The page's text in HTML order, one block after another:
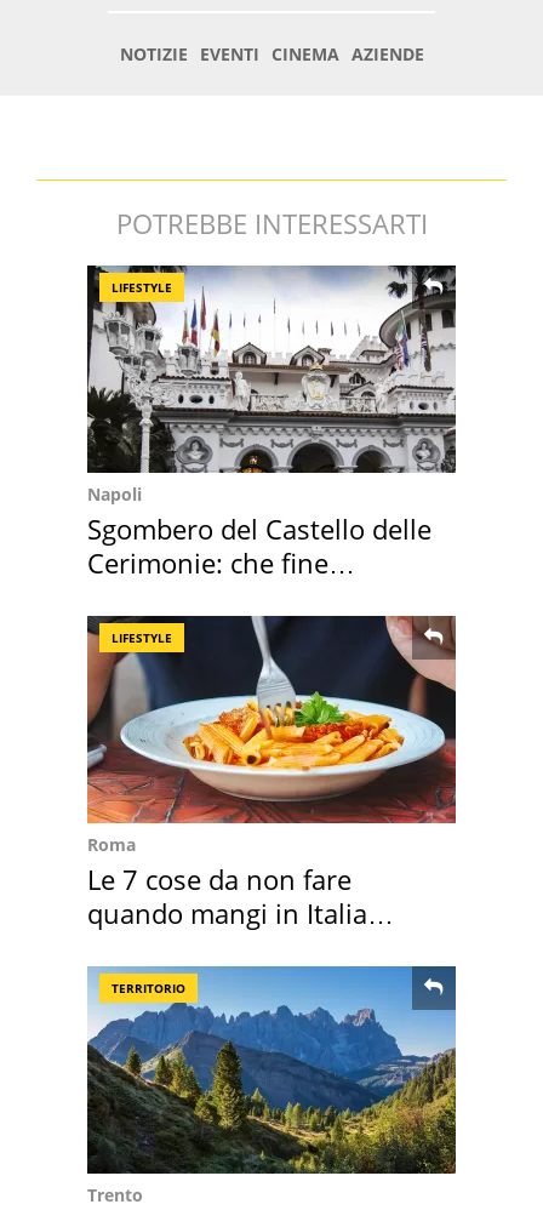
POTREBBE INTERESSARTI
LIFESTYLE
Napoli
Sgombero del Castello delle
Cerimonie: che fine
LIFESTYLE
Roma
Le 7 cose da non fare
quando mangi in Italia
TERRITORIO
Trento